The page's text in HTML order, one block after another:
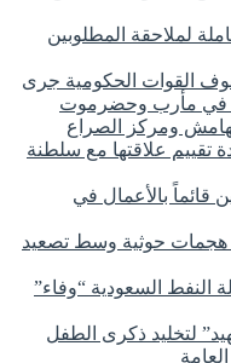
لملاحقة المطلوبين
القوات الحكومية جرى
مأرب وحضرموت
ومركز الصراع
تقييم علاقتها مع سلطنة
قائماً بالأعمال في
11 جندياً في هجمات حوثية وسط تصعيد
النفط السعودية “وفاء”
لتخليد ذكرى الطفل